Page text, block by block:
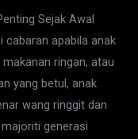
Sejak Awal
cabaran apabila anak
ringan, atau
yang betul, anak
wang ringgit dan
generasi